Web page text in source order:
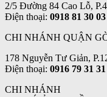
2/5 Đường 84 Cao Lỗ,
Điện thoại: 0918 81 30 03
CHI NHÁNH QUẬN
178 Nguyễn Tư Giản,
Điện thoại: 0916 79 31 31
CHI NHÁNH